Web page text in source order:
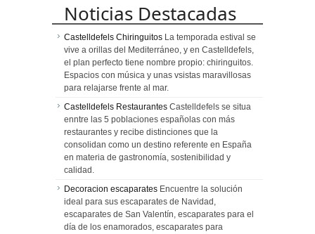
Noticias Destacadas
Castelldefels Chiringuitos La temporada estival se
vive a orillas del Mediterráneo, y en Castelldefels,
el plan perfecto tiene nombre propio: chiringuitos.
Espacios con música y unas vsistas maravillosas
para relajarse frente al mar.
Castelldefels Restaurantes Castelldefels se situa
enntre las 5 poblaciones españolas con más
restaurantes y recibe distinciones que la
consolidan como un destino referente en España
en materia de gastronomía, sostenibilidad y
calidad.
Decoracion escaparates Encuentre la solución
ideal para sus escaparates de Navidad,
escaparates de San Valentín, escaparates para el
día de los enamorados, escaparates para